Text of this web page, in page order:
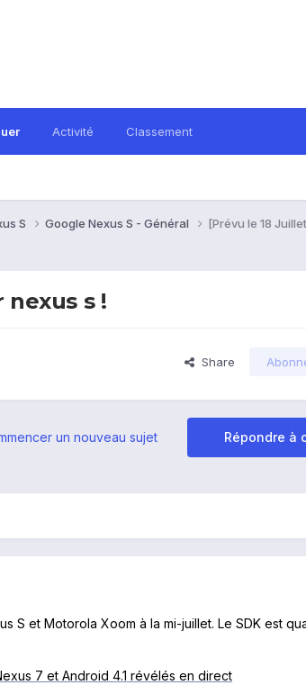
Activité Classement
S Google Nexus S - Général [Prévu le 18
nexus s !
Share
Répondre à
un nouveau sujet
S et Motorola Xoom à la mi-juillet. Le SDK est
7 et Android 4.1 révélés en direct